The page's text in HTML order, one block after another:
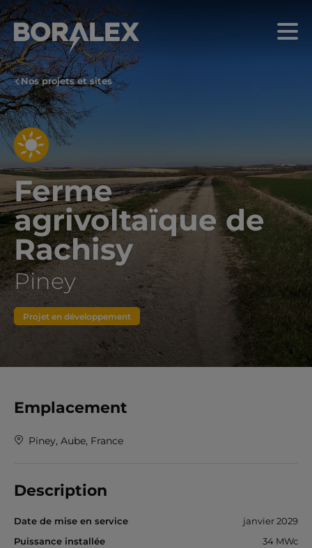
Aller
au
contenu
principal
Menu
Nos projets et sites
Ferme
agrivoltaïque de
Rachisy
Piney
Projet en développement
Emplacement
Piney, Aube, France
Description
Date de mise en service
janvier 2029
Puissance installée
34 MWc